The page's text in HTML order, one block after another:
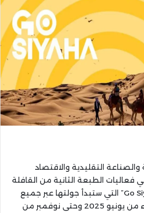
التقليدية والاقتصاد
فعاليات الطبعة الثانية من القافلة
الوطنية “Go Siyaha Days” التي ستبدأ جولتها عبر جميع
جهات المملكة ابتداء من يونيو 2025 وحتى نوفمبر من